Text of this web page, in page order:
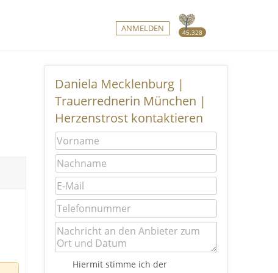
45.328
ANMELDEN
Daniela Mecklenburg |
Trauerrednerin München |
Herzenstrost kontaktieren
Hiermit stimme ich der